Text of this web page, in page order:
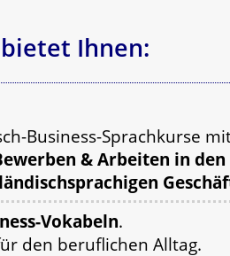
Ihnen:
Business-Sprachkurse
& Arbeiten in
Vokabeln.
den beruflichen Alltag.